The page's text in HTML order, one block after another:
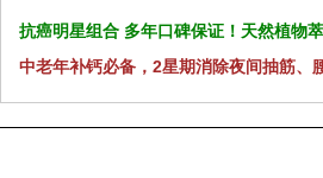
抗癌明星组合 多年口碑保证！天然植物
中老年补钙必备，2星期消除夜间抽筋、